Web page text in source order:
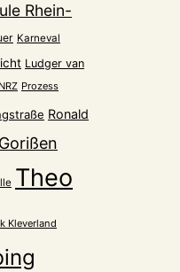
Rhein-
Karneval
Ludger van
NRZ Prozess
Ronald
Theo
Kleverland